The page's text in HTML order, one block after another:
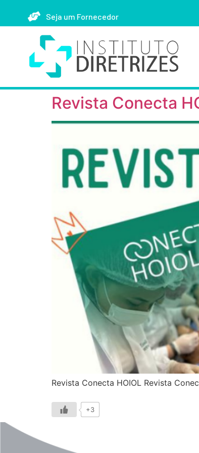
Seja um Fornecedor
Revista Conecta
Revista Conecta HOIOL Revista
+3